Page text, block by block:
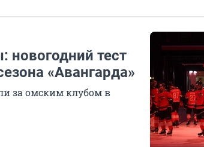
новогодний тест
«Авангарда»
за омским клубом в